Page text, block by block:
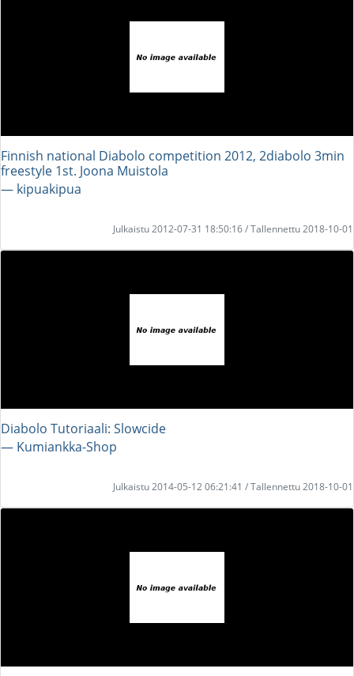
Finnish national Diabolo competition 2012, 2diabolo 3min
freestyle 1st. Joona Muistola
― kipuakipua
Julkaistu 2012-07-31 18:50:16 / Tallennettu 2018-10-01
Diabolo Tutoriaali: Slowcide
― Kumiankka-Shop
Julkaistu 2014-05-12 06:21:41 / Tallennettu 2018-10-01